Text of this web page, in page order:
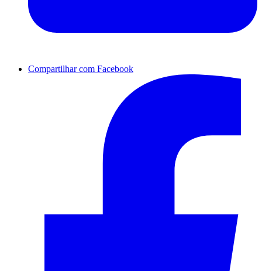
Compartilhar com Facebook